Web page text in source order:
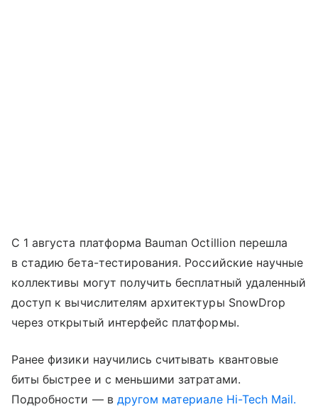
С 1 августа платформа Bauman Octillion перешла
в стадию бета-тестирования. Российские научные
коллективы могут получить бесплатный удаленный
доступ к вычислителям архитектуры SnowDrop
через открытый интерфейс платформы.
Ранее физики научились считывать квантовые
биты быстрее и с меньшими затратами.
Подробности — в другом материале Hi-Tech Mail.